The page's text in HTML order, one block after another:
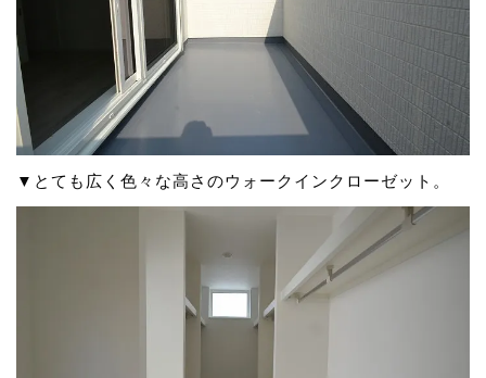
▼とても広く色々な高さのウォークインクローゼット。